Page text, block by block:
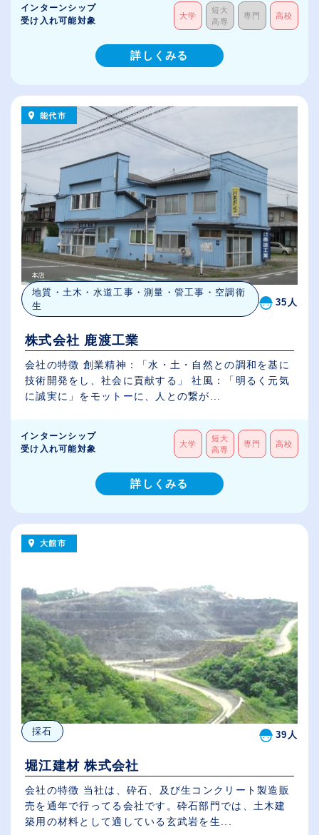
インターンシップ
受け入れ可能対象
大学
短大
高専
専門 高校
詳しくみる
能代市
地質・土木・水道工事・測量・管工事・空調衛
生
35人
株式会社 鹿渡工業
会社の特徴 創業精神：「水・土・自然との調和を基に
技術開発をし、社会に貢献する」 社風：「明るく元気
に誠実に」をモットーに、人との繋が...
インターンシップ
受け入れ可能対象
大学
短大
高専
専門 高校
詳しくみる
大館市
採石 39人
堀江建材 株式会社
会社の特徴 当社は、砕石、及び生コンクリート製造販
売を通年で行ってる会社です。砕石部門では、土木建
築用の材料として適している玄武岩を生...